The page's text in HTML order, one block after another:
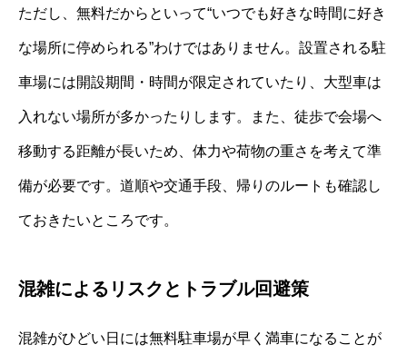
ただし、無料だからといって“いつでも好きな時間に好き
な場所に停められる”わけではありません。設置される駐
車場には開設期間・時間が限定されていたり、大型車は
入れない場所が多かったりします。また、徒歩で会場へ
移動する距離が長いため、体力や荷物の重さを考えて準
備が必要です。道順や交通手段、帰りのルートも確認し
ておきたいところです。
混雑によるリスクとトラブル回避策
混雑がひどい日には無料駐車場が早く満車になることが